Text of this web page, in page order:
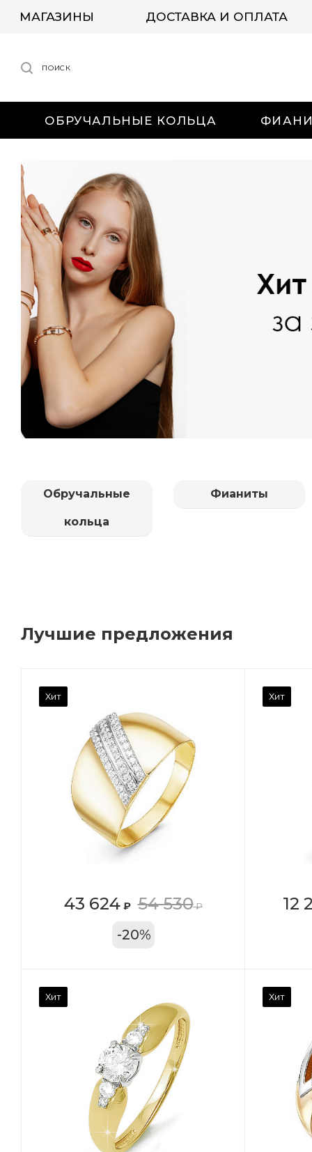
МАГАЗИНЫ ДОСТАВКА И ОПЛАТА
ПОИСК
ОБРУЧАЛЬНЫЕ КОЛЬЦА
Обручальные
кольца
Фианиты
Лучшие предложения
Хит
43 624₽ 54 530₽
-20%
Хит
Вес драгметалла
0.96
Марка (бренд)
Дельта
Фианит
Цвет золота
ТРЦ «Арена» 12
Хит Хит
Вес драгметалла
2.39
Марка (бренд)
Дельта
Цвет золота
1.4